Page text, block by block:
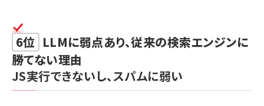
6位 LLMに弱点あり、従来の検索エンジンに
勝てない理由
JS実行できないし、スパムに弱い